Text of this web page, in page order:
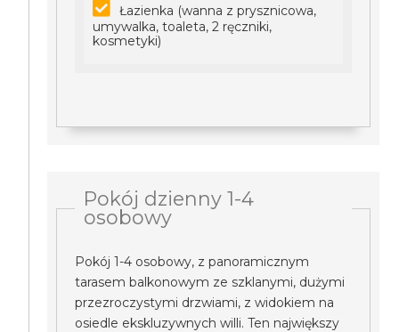
Łazienka (wanna z prysznicowa,
umywalka, toaleta, 2 ręczniki,
kosmetyki)
Pokój dzienny 1-4
osobowy
Pokój 1-4 osobowy, z panoramicznym
tarasem balkonowym ze szklanymi, dużymi
przezroczystymi drzwiami, z widokiem na
osiedle ekskluzywnych willi. Ten największy